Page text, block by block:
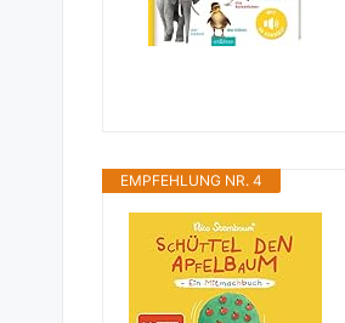
EMPFEHLUNG NR. 4